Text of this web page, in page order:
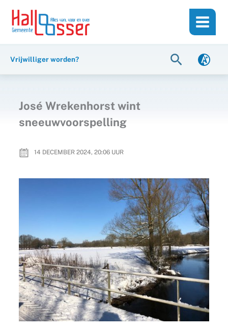
inhoud
naar
Vrijwilliger worden? Zoeken
José Wrekenhorst wint
sneeuwvoorspelling
14 DECEMBER 2024, 20:06UUR